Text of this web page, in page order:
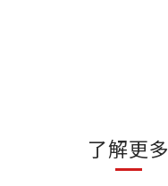
了解更多